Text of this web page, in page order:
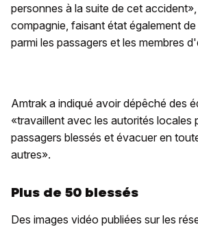
personnes à la suite de cet
compagnie, faisant état également
parmi les passagers et les membres
Amtrak a indiqué avoir dépêché des
«travaillent avec les autorités locales
passagers blessés et évacuer en
autres».
Plus de 50 blessés
Des images vidéo publiées sur les